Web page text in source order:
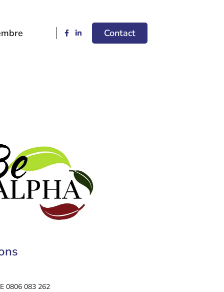
Contact
0806 083 262